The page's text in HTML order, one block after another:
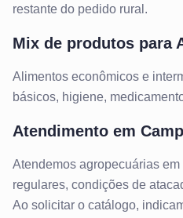
restante do pedido rural.
Mix de produtos para
Alimentos econômicos e
básicos, higiene,
Atendimento em
Atendemos agropecuárias em
regulares, condições de
Ao solicitar o catálogo,